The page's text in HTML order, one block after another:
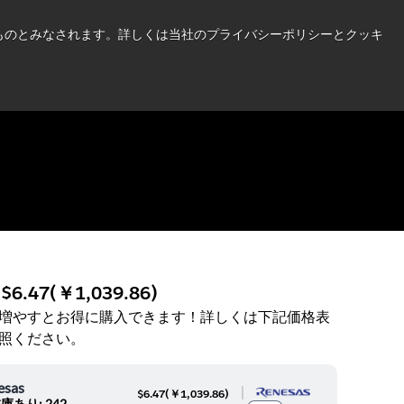
とみなされます。詳しくは当社のプライバシーポリシーとクッキ
$6.47(￥1,039.86)
やすとお得に購入できます！詳しくは下記価格表
ください。
$6.47( ￥1,039.86) |